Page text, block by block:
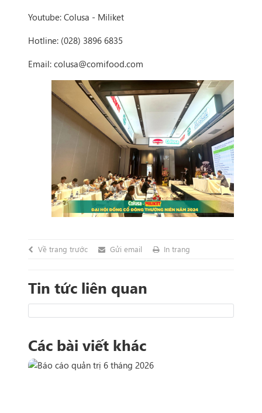
Youtube: Colusa - Miliket
Hotline: (028) 3896 6835
Email: colusa@comifood.com
Về trang trước Gửi email In trang
Tin tức liên quan
Các bài viết khác